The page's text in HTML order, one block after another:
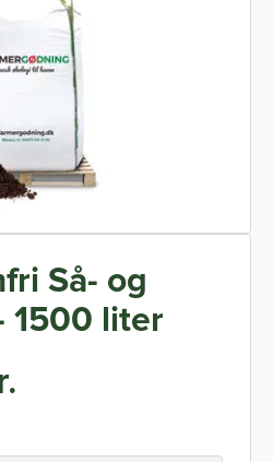
Så- og
1500 liter